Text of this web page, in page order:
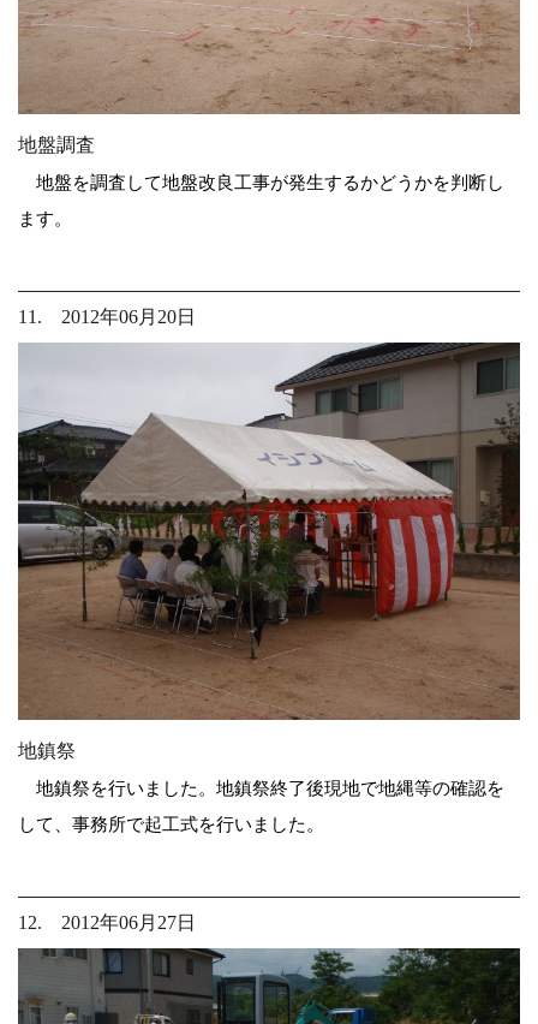
地盤調査
地盤を調査して地盤改良工事が発生するかどうかを判断し
ます。
11. 2012年06月20日
地鎮祭
地鎮祭を行いました。地鎮祭終了後現地で地縄等の確認を
して、事務所で起工式を行いました。
12. 2012年06月27日